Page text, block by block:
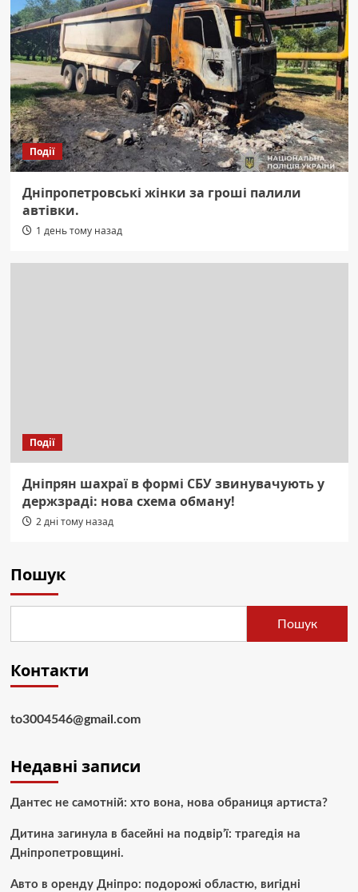
Події
Дніпропетровські жінки за гроші палили
автівки.
1 день тому назад
Події
Дніпрян шахраї в формі СБУ звинувачують у
держзраді: нова схема обману!
2 дні тому назад
Пошук
Пошук
Контакти
to3004546@gmail.com
Недавні записи
Дантес не самотній: хто вона, нова обраниця артиста?
Дитина загинула в басейні на подвір’ї: трагедія на
Дніпропетровщині.
Авто в оренду Дніпро: подорожі областю, вигідні